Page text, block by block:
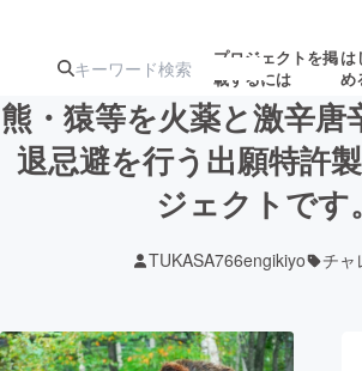
プロジェクトを掲
載するには
は
め
注目のリ 注目の新着プロ募集終了
ロジェクト
熊・猿等を火薬と激辛唐
退忌避を行う出願特許
ジェクトです。
TUKASA766engikiyo チャ